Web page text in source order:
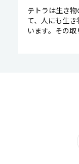
テトラは生き
て、人にも生
います。その取